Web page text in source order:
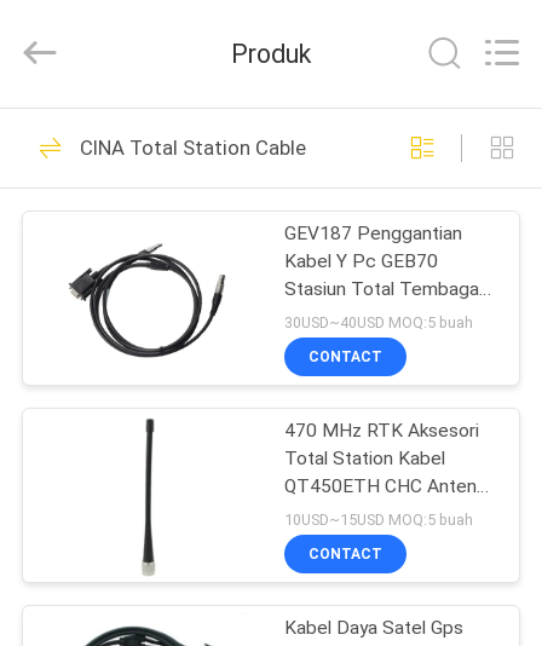
RUMAH
PRODUK
TENTANG
TUR
KONTROL
KUALITAS
Instrument
Co.,Ltd.
Reserved.
Survei Prisma
Reflektor
23
Survei Mini Prisma
33
Produk
CINA Total Station Cable
GEV187 Penggantian
Kabel Y Pc GEB70
Stasiun Total Tembaga
5pin
30USD~40USD MOQ:5 buah
CONTACT
470 MHz RTK Aksesori
Total Station Kabel
QT450ETH CHC Antena
Sekrup GPS
10USD~15USD MOQ:5 buah
CONTACT
Kabel Daya Satel Gps